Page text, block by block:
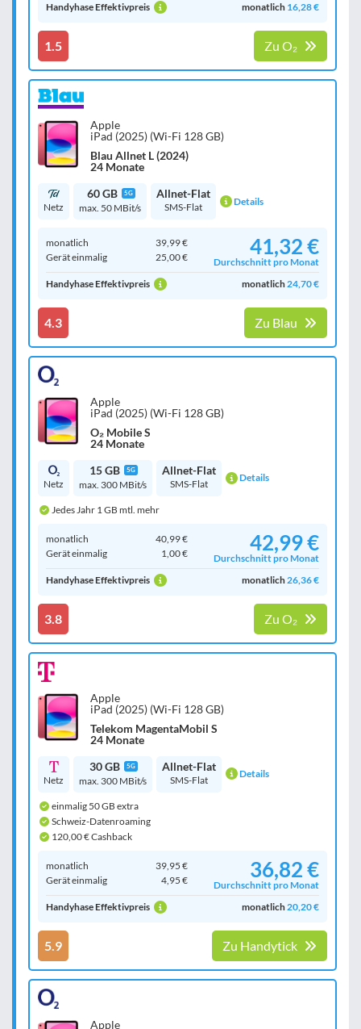
Handyhase Effektivpreis
monatlich 16,28 €
1.5 Zu O₂
Apple
iPad (2025) (Wi-Fi 128 GB)
Blau Allnet L (2024)
24 Monate
Netz
60 GB 5G
max. 50 MBit/s
Allnet-Flat
SMS-Flat Details
monatlich
39,99 €
Gerät einmalig
25,00 € 41,32 €
Durchschnitt pro Monat
Handyhase Effektivpreis
monatlich24,70 €
4.3 Zu Blau
Apple
iPad (2025) (Wi-Fi 128 GB)
O₂ Mobile S
24 Monate
Netz
15 GB 5G
max. 300 MBit/s
Allnet-Flat
SMS-Flat Details
Jedes Jahr 1 GB mtl. mehr
monatlich
40,99 €
Gerät einmalig
1,00 € 42,99 €
Durchschnitt pro Monat
Handyhase Effektivpreis
monatlich 26,36 €
3.8 Zu O₂
Apple
iPad (2025) (Wi-Fi 128 GB)
Telekom MagentaMobil S
24 Monate
Netz
30 GB 5G
max. 300 MBit/s
Allnet-Flat
SMS-Flat Details
einmalig 50 GB extra
Schweiz-Datenroaming
120,00 € Cashback
monatlich
39,95 €
Gerät einmalig
4,95 € 36,82 €
Durchschnitt pro Monat
Handyhase Effektivpreis
monatlich 20,20 €
5.9 Zu Handytick
Apple